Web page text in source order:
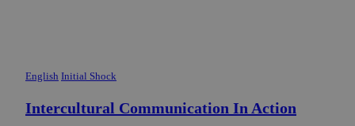
English Initial Shock
Intercultural Communication In Action